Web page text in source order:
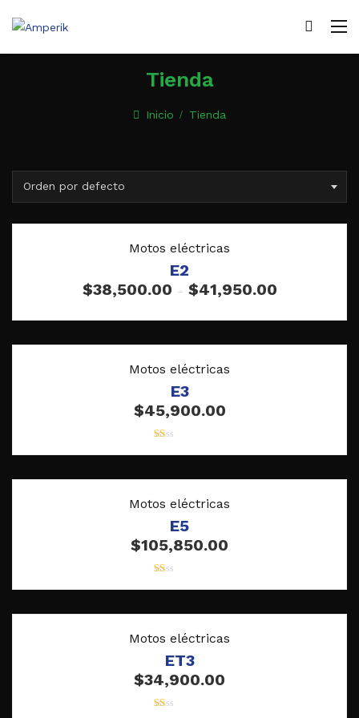
Tienda
Inicio Tienda
Orden por defecto
Motos eléctricas
E2
$38,500.00 – $41,950.00
Vista rápida
Motos eléctricas
E3
$45,900.00
en
Vista rápida
Motos eléctricas
E5
$105,850.00
en
Vista rápida
Motos eléctricas
ET3
$34,900.00